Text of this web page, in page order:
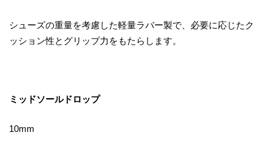
シューズの重量を考慮した軽量ラバー製で、必要に応じたク
ッション性とグリップ力をもたらします。
ミッドソールドロップ
10mm